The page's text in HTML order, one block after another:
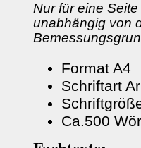
Nur für eine
unabhängig von
Format A4
Schriftart
Ca.500